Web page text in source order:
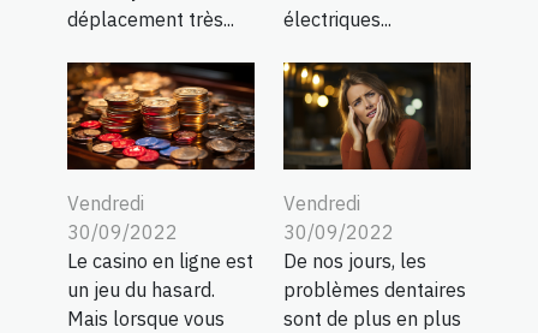
déplacement très...
électriques...
Vendredi
30/09/2022
Le casino en ligne est
un jeu du hasard.
Mais lorsque vous
Vendredi
30/09/2022
De nos jours, les
problèmes dentaires
sont de plus en plus